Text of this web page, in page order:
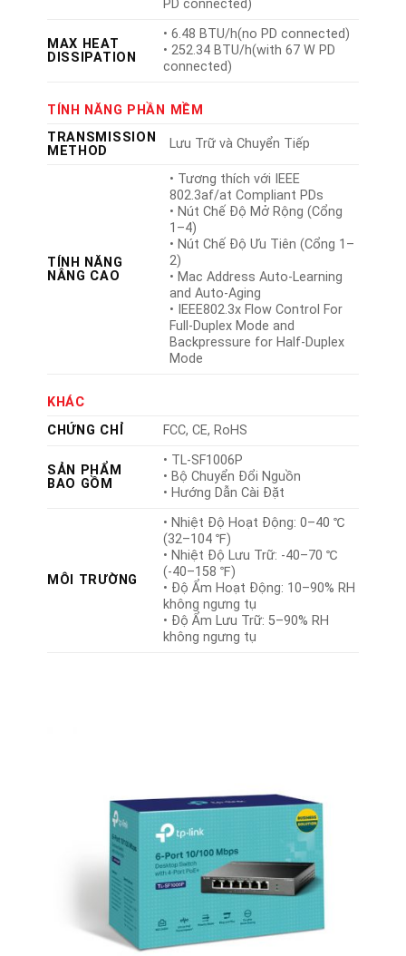
PD connected)
MAX HEAT
DISSIPATION
• 6.48 BTU/h(no PD connected)
• 252.34 BTU/h(with 67 W PD
connected)
TÍNH NĂNG PHẦN MỀM
TRANSMISSION
METHOD
Lưu Trữ và Chuyển Tiếp
TÍNH NĂNG
NÂNG CAO
• Tương thích với IEEE
802.3af/at Compliant PDs
• Nút Chế Độ Mở Rộng (Cổng
1–4)
• Nút Chế Độ Ưu Tiên (Cổng 1–
2)
• Mac Address Auto-Learning
and Auto-Aging
• IEEE802.3x Flow Control For
Full-Duplex Mode and
Backpressure for Half-Duplex
Mode
KHÁC
CHỨNG CHỈ
FCC, CE, RoHS
SẢN PHẨM
BAO GỒM
• TL-SF1006P
• Bộ Chuyển Đổi Nguồn
• Hướng Dẫn Cài Đặt
MÔI TRƯỜNG
• Nhiệt Độ Hoạt Động: 0–40 ℃
(32–104 ℉)
• Nhiệt Độ Lưu Trữ: -40–70 ℃
(-40–158 ℉)
• Độ Ẩm Hoạt Động: 10–90% RH
không ngưng tụ
• Độ Ẩm Lưu Trữ: 5–90% RH
không ngưng tụ